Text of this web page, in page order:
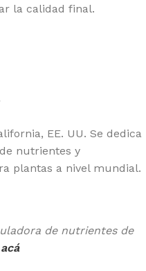
la calidad final.
EE. UU. Se dedica
nutrientes y
plantas a nivel mundial.
de nutrientes de